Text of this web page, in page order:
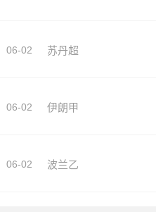
06-02 苏丹超
06-02 伊朗甲
06-02 波兰乙